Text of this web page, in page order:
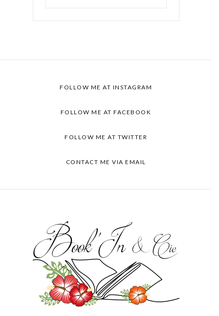
FOLLOW ME AT INSTAGRAM
FOLLOW ME AT FACEBOOK
FOLLOW ME AT TWITTER
CONTACT ME VIA EMAIL